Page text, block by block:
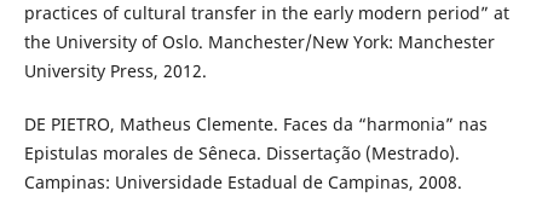
practices of cultural transfer in the early modern period” at
the University of Oslo. Manchester/New York: Manchester
University Press, 2012.
DE PIETRO, Matheus Clemente. Faces da “harmonia” nas
Epistulas morales de Sêneca. Dissertação (Mestrado).
Campinas: Universidade Estadual de Campinas, 2008.